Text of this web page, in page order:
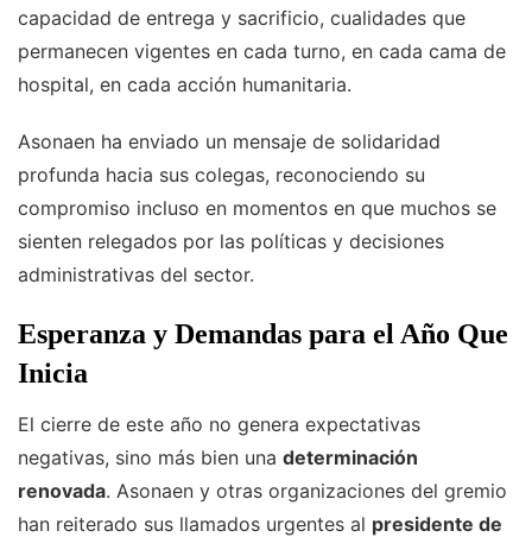
capacidad de entrega y sacrificio, cualidades que
permanecen vigentes en cada turno, en cada cama de
hospital, en cada acción humanitaria.
Asonaen ha enviado un mensaje de solidaridad
profunda hacia sus colegas, reconociendo su
compromiso incluso en momentos en que muchos se
sienten relegados por las políticas y decisiones
administrativas del sector.
Esperanza y Demandas para el Año Que
Inicia
El cierre de este año no genera expectativas
negativas, sino más bien una determinación
renovada. Asonaen y otras organizaciones del gremio
han reiterado sus llamados urgentes al presidente de